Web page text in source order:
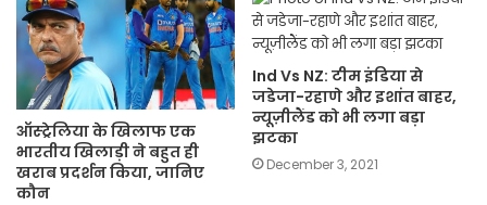
ऑस्ट्रेलिया के खिलाफ एक
भारतीय खिलाड़ी ने बहुत ही
खराब प्रदर्शन किया, जानिए
कौन
Ind Vs NZ: टीम इंडिया से
जडेजा-रहाणे और इशांत बाहर,
न्यूज़ीलैंड को भी लगा बड़ा
झटका
December 3, 2021